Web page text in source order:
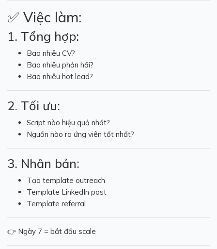
✅ Việc làm:
1. Tổng hợp:
Bao nhiêu CV?
Bao nhiêu phản hồi?
Bao nhiêu hot lead?
2. Tối ưu:
Script nào hiệu quả nhất?
Nguồn nào ra ứng viên tốt nhất?
3. Nhân bản:
Tạo template outreach
Template LinkedIn post
Template referral
👉 Ngày 7 = bắt đầu scale